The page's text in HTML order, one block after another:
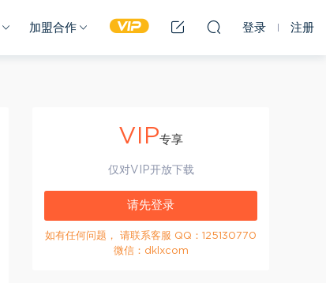
加盟合作 登录 注册
VIP专享
仅对VIP开放下载
请先登录
如有任何问题， 请联系客服 QQ：125130770
微信：dklxcom